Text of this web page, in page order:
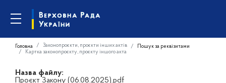
Головна Законопроєкти, проєкти інших актів
Пошук за реквізитами
Картка законопроєкту, проєкту іншого акта
Назва файлу:
Проєкт Закону (06.08.2025).pdf